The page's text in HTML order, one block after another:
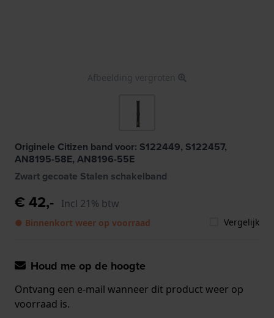
Afbeelding vergroten
Originele Citizen band voor: S122449, S122457,
AN8195-58E, AN8196-55E
Zwart gecoate Stalen schakelband
€ 42,- Incl 21% btw
● Binnenkort weer op voorraad Vergelijk
Houd me op de hoogte
Ontvang een e-mail wanneer dit product weer op
voorraad is.